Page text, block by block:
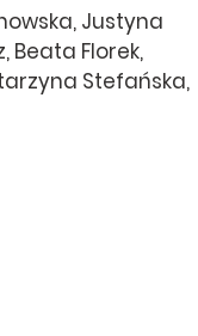
Justyna
Beata Florek,
Stefańska,